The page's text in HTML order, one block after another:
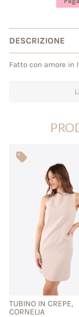
su 5
DESCRIZIONE
Fatto con amore in
TUBINO IN CREPE,
CORNELIA